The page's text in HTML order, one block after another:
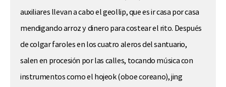
auxiliares llevan a cabo el geollip, que es ir casa por casa
mendigando arroz y dinero para costear el rito. Después
de colgar faroles en los cuatro aleros del santuario,
salen en procesión por las calles, tocando música con
instrumentos como el hojeok (oboe coreano), jing